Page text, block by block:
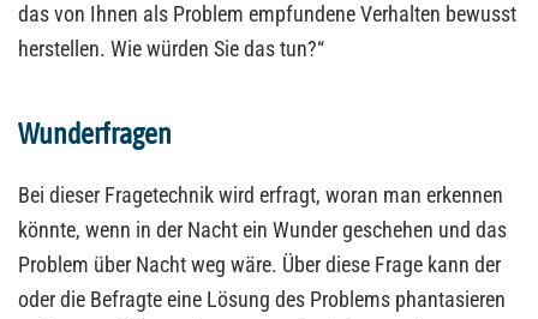
das von Ihnen als Problem empfundene Verhalten bewusst
herstellen. Wie würden Sie das tun?“
Wunderfragen
Bei dieser Fragetechnik wird erfragt, woran man erkennen
könnte, wenn in der Nacht ein Wunder geschehen und das
Problem über Nacht weg wäre. Über diese Frage kann der
oder die Befragte eine Lösung des Problems phantasieren